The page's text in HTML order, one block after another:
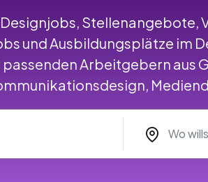
Stellenangebote,
und Ausbildungsplätze im
Arbeitgebern aus